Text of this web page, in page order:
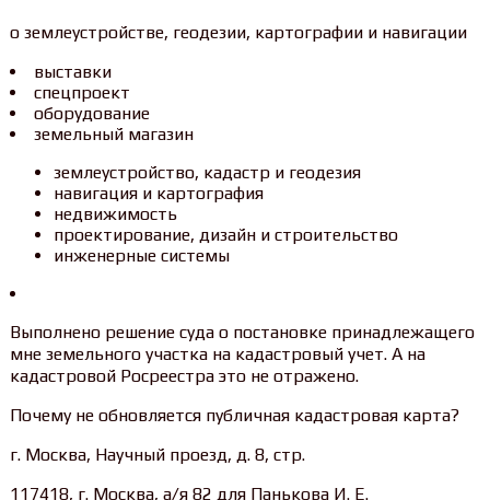
о землеустройстве, геодезии, картографии и навигации
выставки
спецпроект
оборудование
земельный магазин
землеустройство, кадастр и геодезия
навигация и картография
недвижимость
проектирование, дизайн и строительство
инженерные системы
Выполнено решение суда о постановке принадлежащего
мне земельного участка на кадастровый учет. А на
кадастровой Росреестра это не отражено.
Почему не обновляется публичная кадастровая карта?
г. Москва, Научный проезд, д. 8, стр.
117418, г. Москва, а/я 82 для Панькова И. Е.